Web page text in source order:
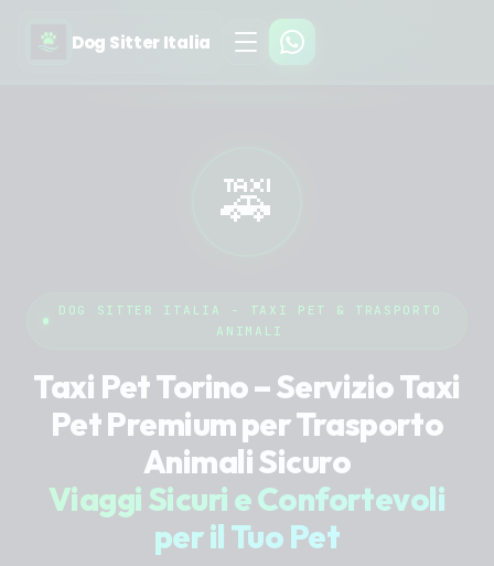
Dog Sitter Italia
🚕
DOG SITTER ITALIA - TAXI PET & TRASPORTO
ANIMALI
Taxi Pet Torino – Servizio Taxi
Pet Premium per Trasporto
Animali Sicuro
Viaggi Sicuri e Confortevoli
per il Tuo Pet